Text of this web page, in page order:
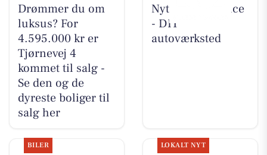
Drømmer du om
luksus? For
4.595.000 kr er
Tjørnevej 4
kommet til salg -
Se den og de
dyreste boliger til
salg her
Nyt fra Rs-Service
- DIT
autoværksted
BILER LOKALT NYT